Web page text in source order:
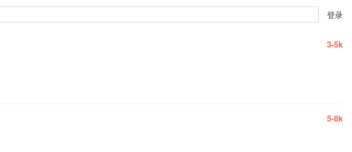
登录
3-5k
5-8k